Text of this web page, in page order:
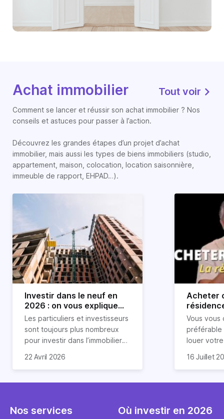
Achat immobilier Tout voir
Comment se lancer et réussir son achat immobilier ? Nos
conseils et astuces pour passer à l’action.
Découvrez les grandes étapes d’un projet d’achat
immobilier, mais aussi les types de biens immobiliers (studio,
appartement, maison, colocation, location saisonnière,
immeuble de rapport, EHPAD…).
Investir dans le neuf en
2026 : on vous explique
tout !
Les particuliers et investisseurs
sont toujours plus nombreux
pour investir dans l’immobilier
nombreux avantages à choisir
expliquons tout dans cet
22 Avril 2026
Acheter
règle
révélée
Vous vous
préférable
louer
expert en
règle
l'argent
principale
16 Juillet
Nos services
Où investir en 2026